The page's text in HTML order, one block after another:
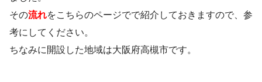
その流れをこちらのページでで紹介しておきますので、参
考にしてください。
ちなみに開設した地域は大阪府高槻市です。